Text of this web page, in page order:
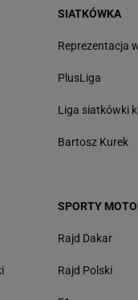
SIATKÓWKA
Reprezentacja
PlusLiga
Liga siatkówki
Bartosz Kurek
SPORTY
Rajd Dakar
Rajd Polski